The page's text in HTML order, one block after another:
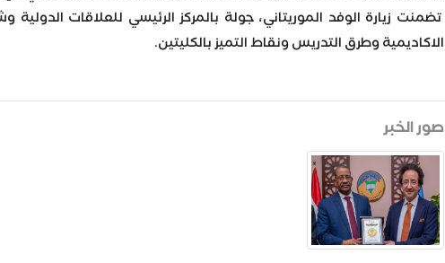
تضمنت زيارة الوفد الموريتاني، جولة بالمركز الرئيسي للعلاقات
الاكاديمية وطرق التدريس ونقاط التميز بالكليتين.
صور الخبر